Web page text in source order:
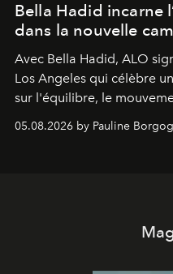
Bella Hadid incarne
dans la nouvelle
Avec Bella Hadid, ALO
Los Angeles qui célèbre
sur l'équilibre, le
05.08.2026 by Pauline